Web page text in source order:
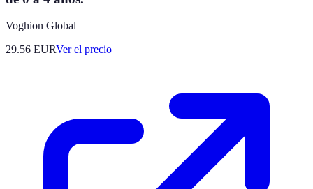
Voghion Global
29.56 EURVer el precio